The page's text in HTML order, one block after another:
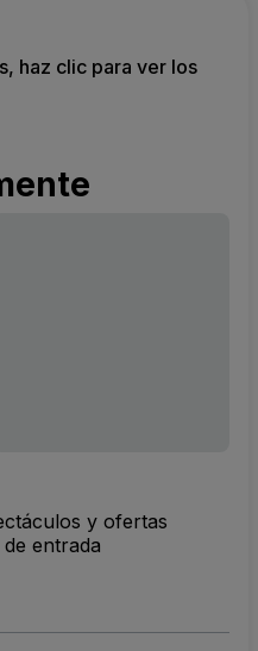
haz clic para ver los
y ofertas
entrada